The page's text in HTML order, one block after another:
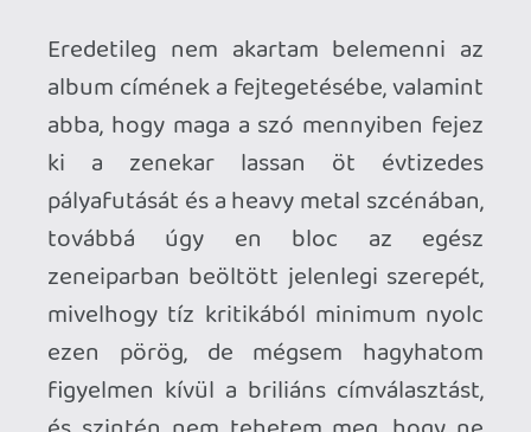
vésették rá a lemez borítójára, amely
tökéletesen átadja, hogy mit gondolnak
ők és mit gondolnak a rajongók a
Maidenről, és hogy tulajdonképpen mit is
jelent maga a Maiden. Ugyanis, ha
megnézzük a japán senjutsu kifejezést a
szótárban, különböző jelentések
tömkelege jön velünk szembe, a hadi
taktikától és stratégiától kezdve a
harcban mutatott ügyességen és
technikán át különféle természeti
energiákig bezárólag, ám ezek mellett a
senjutsu „halhatatlanság”-ra is
lefordítható – és voltaképp ez az igazi